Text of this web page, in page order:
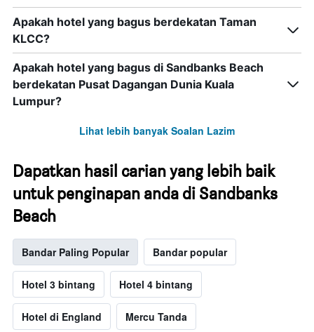
Apakah hotel yang bagus berdekatan Taman
KLCC?
Apakah hotel yang bagus di Sandbanks Beach
berdekatan Pusat Dagangan Dunia Kuala
Lumpur?
Lihat lebih banyak Soalan Lazim
Dapatkan hasil carian yang lebih baik
untuk penginapan anda di Sandbanks
Beach
Bandar Paling Popular Bandar popular
Hotel 3 bintang Hotel 4 bintang
Hotel di England Mercu Tanda